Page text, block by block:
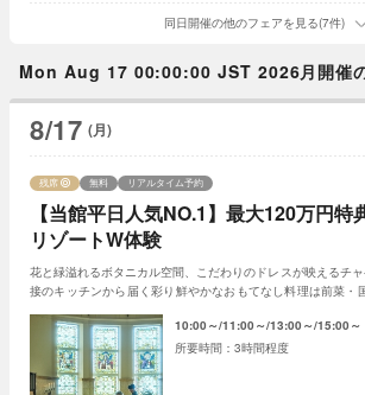
同日開催の他のフェアを見る(7件)
Mon Aug 17 00:00:00 JST 2026月開催
8/17 (月)
【当館平日人気NO.1】最大120万円特
リゾートW体験
残席 無料 リアルタイム予約
花と緑溢れるボタニカル空間、こだわりのドレスが映えるチ
接のキッチンから届く彩り鮮やかなおもてなし料理は前菜・
10:00～ 11:00～ 13:00～ 15:00～
3時間程度